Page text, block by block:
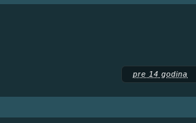
pre 14 godina